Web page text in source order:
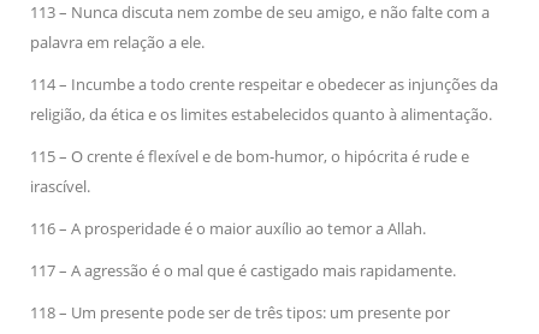
113 – Nunca discuta nem zombe de seu amigo, e não falte com a
palavra em relação a ele.
114 – Incumbe a todo crente respeitar e obedecer as injunções da
religião, da ética e os limites estabelecidos quanto à alimentação.
115 – O crente é flexível e de bom-humor, o hipócrita é rude e
irascível.
116 – A prosperidade é o maior auxílio ao temor a Allah.
117 – A agressão é o mal que é castigado mais rapidamente.
118 – Um presente pode ser de três tipos: um presente por